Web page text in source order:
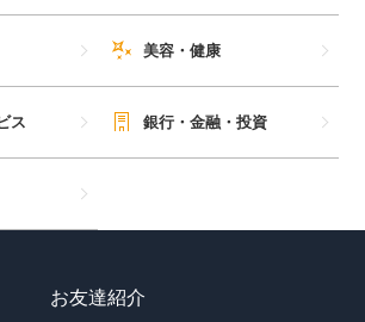
美容・健康
ス 銀行・金融・投資
お友達紹介